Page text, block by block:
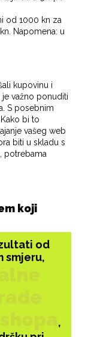
od 1000 kn za
Napomena: u
kupovinu i
važno ponuditi
S posebnim
bi to
vašeg web
biti u skladu s
potrebama
koji
od
smjeru,
,